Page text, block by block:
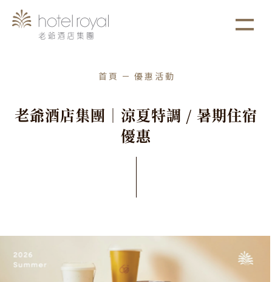
首頁 優惠活動
老爺酒店集團 ｜ 涼夏特調 / 暑期住宿
優惠